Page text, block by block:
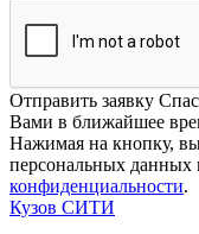
Отправить заявку
Вами в ближайшее
Нажимая на кнопку, вы
персональных данных
конфиденциальности.
Кузов СИТИ